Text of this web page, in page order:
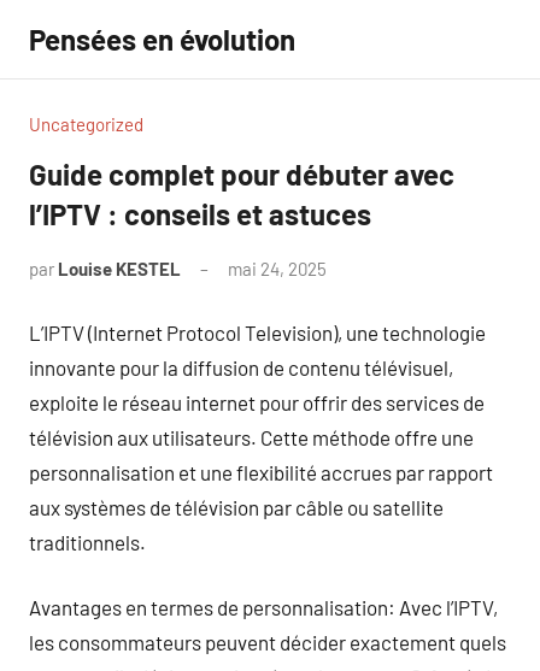
contenu
Pensées en évolution
Uncategorized
Guide complet pour débuter avec
l’IPTV : conseils et astuces
par Louise KESTEL mai 24, 2025
L’IPTV (Internet Protocol Television), une technologie
innovante pour la diffusion de contenu télévisuel,
exploite le réseau internet pour offrir des services de
télévision aux utilisateurs. Cette méthode offre une
personnalisation et une flexibilité accrues par rapport
aux systèmes de télévision par câble ou satellite
traditionnels.
Avantages en termes de personnalisation: Avec l’IPTV,
les consommateurs peuvent décider exactement quels